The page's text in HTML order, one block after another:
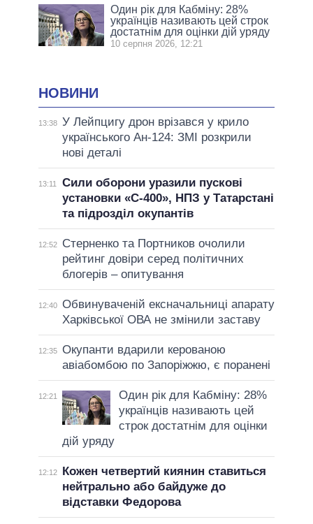
Один рік для Кабміну: 28%
українців називають цей строк
достатнім для оцінки дій уряду
10 серпня 2026, 12:21
НОВИНИ
13:38 У Лейпцигу дрон врізався у крило
українського Ан-124: ЗМІ розкрили
нові деталі
13:11
Сили оборони уразили пускові
установки «С-400», НПЗ у Татарстані
та підрозділ окупантів
12:52
Стерненко та Портников очолили
рейтинг довіри серед політичних
блогерів – опитування
12:40 Обвинуваченій ексначальниці апарату
Харківської ОВА не змінили заставу
12:35 Окупанти вдарили керованою
авіабомбою по Запоріжжю, є поранені
12:21
Один рік для Кабміну: 28%
українців називають цей
строк достатнім для оцінки
дій уряду
12:12
Кожен четвертий киянин ставиться
нейтрально або байдуже до
відставки Федорова